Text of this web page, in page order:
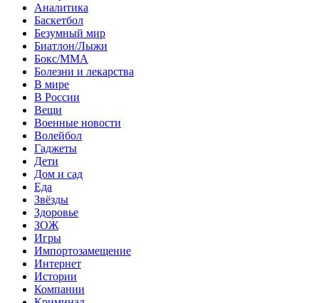
Аналитика
Баскетбол
Безумный мир
Биатлон/Лыжи
Бокс/MMA
Болезни и лекарства
В мире
В России
Вещи
Военные новости
Волейбол
Гаджеты
Дети
Дом и сад
Еда
Звёзды
Здоровье
ЗОЖ
Игры
Импортозамещение
Интернет
Истории
Компании